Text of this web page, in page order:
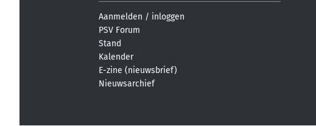
Aanmelden / inloggen
PSV Forum
Stand
Kalender
E-zine (nieuwsbrief)
Nieuwsarchief